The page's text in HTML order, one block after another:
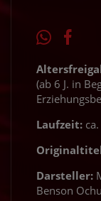
(ab 6 J. in
Laufzeit:
Darsteller:
Benson